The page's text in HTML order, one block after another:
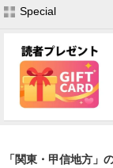
Special
「関東・甲信地方」